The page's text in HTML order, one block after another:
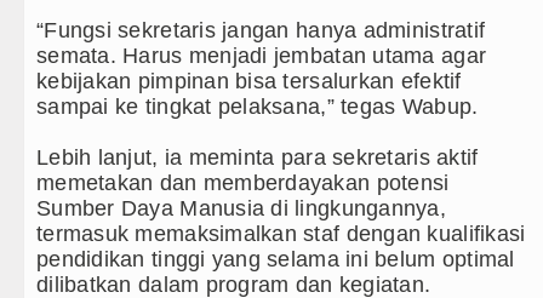
‎“Fungsi sekretaris jangan hanya administratif
semata. Harus menjadi jembatan utama agar
kebijakan pimpinan bisa tersalurkan efektif
sampai ke tingkat pelaksana,” tegas Wabup.
‎Lebih lanjut, ia meminta para sekretaris aktif
memetakan dan memberdayakan potensi
Sumber Daya Manusia di lingkungannya,
termasuk memaksimalkan staf dengan kualifikasi
pendidikan tinggi yang selama ini belum optimal
dilibatkan dalam program dan kegiatan.